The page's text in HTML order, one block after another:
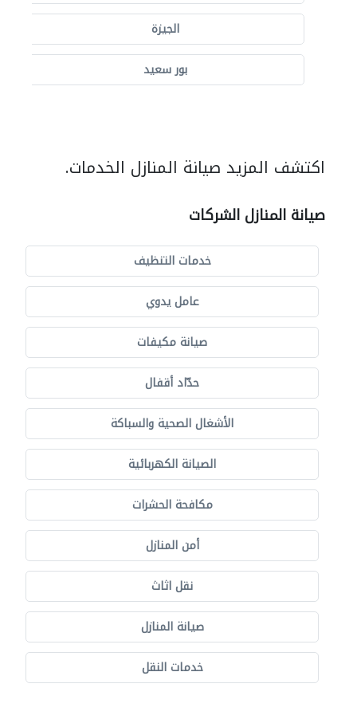
الجيزة
بور سعيد
اكتشف المزيد صيانة المنازل الخدمات.
صيانة المنازل الشركات
خدمات التنظيف
عامل يدوي
صيانة مكيفات
حدّاد أقفال
الأشغال الصحية والسباكة
الصيانة الكهربائية
مكافحة الحشرات
أمن المنازل
نقل اثاث
صيانة المنازل
خدمات النقل